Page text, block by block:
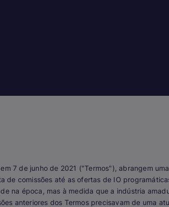
7 de junho de 2021 ("Termos"), abrangem
de comissões até as ofertas de IO
na época, mas à medida que a indústria
anteriores dos Termos precisavam de uma